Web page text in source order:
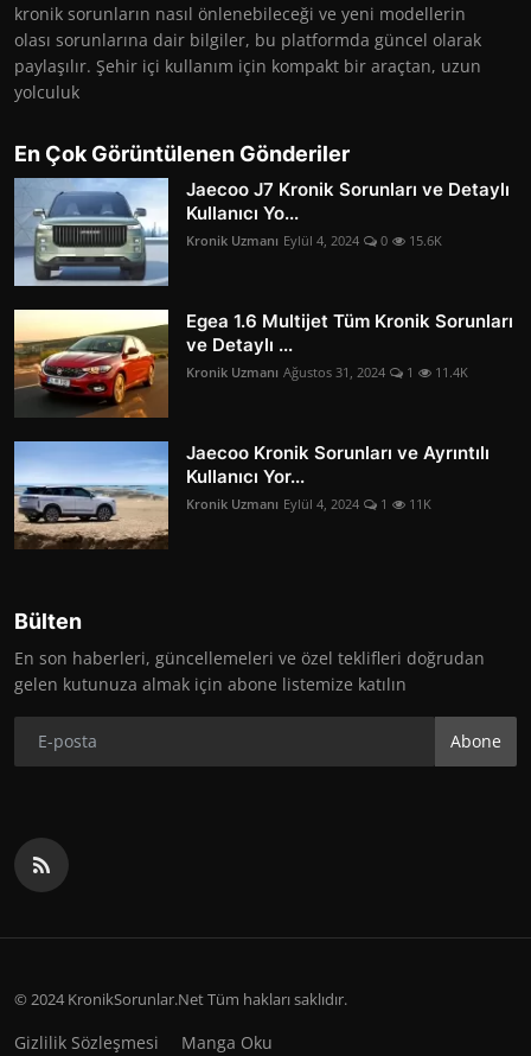
kronik sorunların nasıl önlenebileceği ve yeni modellerin
olası sorunlarına dair bilgiler, bu platformda güncel olarak
paylaşılır. Şehir içi kullanım için kompakt bir araçtan, uzun
yolculuk
En Çok Görüntülenen Gönderiler
Jaecoo J7 Kronik Sorunları ve Detaylı
Kullanıcı Yo...
Kronik Uzmanı Eylül 4, 2024 0 15.6K
Egea 1.6 Multijet Tüm Kronik Sorunları
ve Detaylı ...
Kronik Uzmanı Ağustos 31, 2024 1 11.4K
Jaecoo Kronik Sorunları ve Ayrıntılı
Kullanıcı Yor...
Kronik Uzmanı Eylül 4, 2024 1 11K
Bülten
En son haberleri, güncellemeleri ve özel teklifleri doğrudan
gelen kutunuza almak için abone listemize katılın
Abone
© 2024 KronikSorunlar.Net Tüm hakları saklıdır.
Gizlilik Sözleşmesi Manga Oku